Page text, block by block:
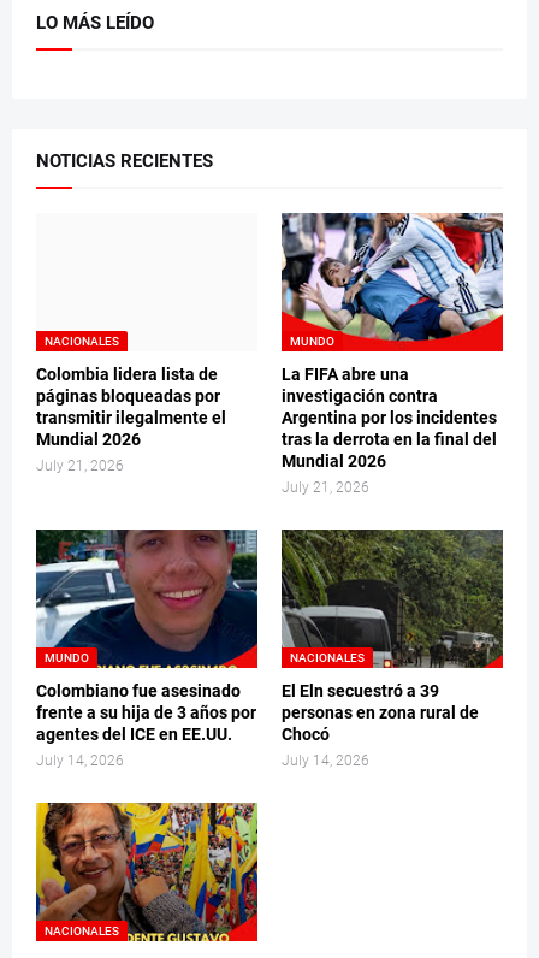
LO MÁS LEÍDO
NOTICIAS RECIENTES
NACIONALES
Colombia lidera lista de
páginas bloqueadas por
transmitir ilegalmente el
Mundial 2026
July 21, 2026
MUNDO
La FIFA abre una
investigación contra
Argentina por los incidentes
tras la derrota en la final del
Mundial 2026
July 21, 2026
MUNDO
Colombiano fue asesinado
frente a su hija de 3 años por
agentes del ICE en EE.UU.
July 14, 2026
NACIONALES
El Eln secuestró a 39
personas en zona rural de
Chocó
July 14, 2026
NACIONALES